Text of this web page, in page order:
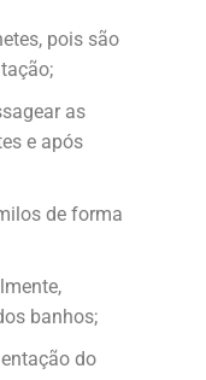
pois são
as
e após
de forma
banhos;
do